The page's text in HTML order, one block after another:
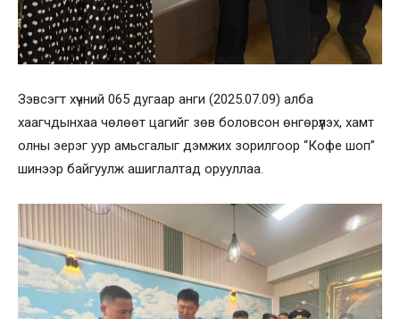
Зэвсэгт хүчний 065 дугаар анги (2025.07.09) алба
хаагчдынхаа чөлөөт цагийг зөв боловсон өнгөрүүлэх, хамт
олны эерэг уур амьсгалыг дэмжих зорилгоор “Кофе шоп”
шинээр байгуулж ашиглалтад орууллаа.